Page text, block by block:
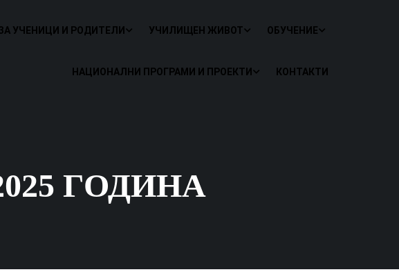
УЧЕНИЦИ И РОДИТЕЛИ УЧИЛИЩЕН ЖИВОТ ОБУЧЕНИЕ
НАЦИОНАЛНИ ПРОГРАМИ И ПРОЕКТИ КОНТАКТИ
ГОДИНА